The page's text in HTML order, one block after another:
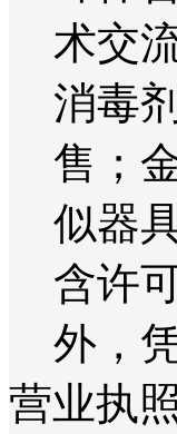
术交
消毒
售；
似器
含许
外，
营业执